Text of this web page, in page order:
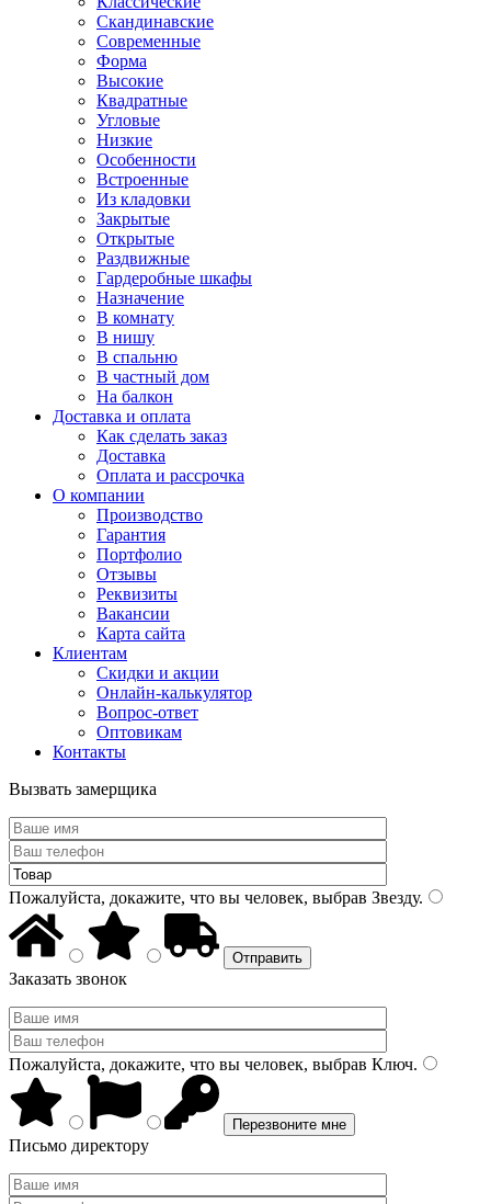
Скандинавские
Современные
Форма
Высокие
Квадратные
Угловые
Низкие
Особенности
Встроенные
Из кладовки
Закрытые
Открытые
Раздвижные
Гардеробные шкафы
Назначение
В комнату
В нишу
В спальню
В частный дом
На балкон
Доставка и оплата
Как сделать заказ
Доставка
Оплата и рассрочка
О компании
Производство
Гарантия
Портфолио
Отзывы
Реквизиты
Вакансии
Карта сайта
Клиентам
Скидки и акции
Онлайн-калькулятор
Вопрос-ответ
Оптовикам
Контакты
Вызвать замерщика
Пожалуйста, докажите, что вы человек, выбрав Звезду.
Заказать звонок
Пожалуйста, докажите, что вы человек, выбрав Ключ.
Письмо директору